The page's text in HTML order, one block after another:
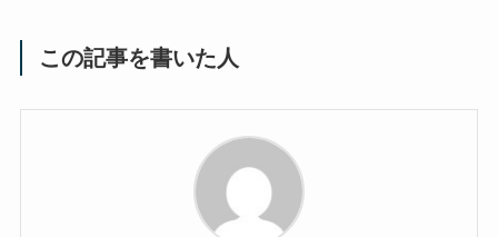
この記事を書いた人